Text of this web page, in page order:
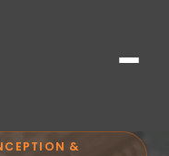
&